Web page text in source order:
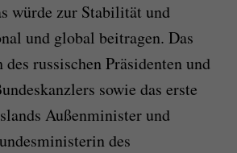
würde zur Stabilität und
und global beitragen. Das
des russischen Präsidenten und
sowie das erste
Außenminister und
des